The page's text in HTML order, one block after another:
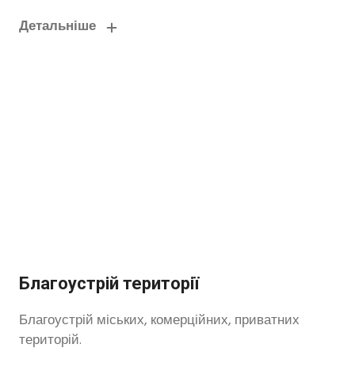
Детальніше
Благоустрій території
Благоустрій міських, комерційних, приватних
територій.